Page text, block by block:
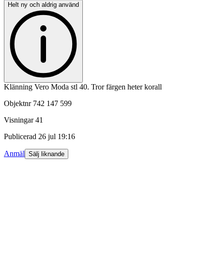
Helt ny och aldrig använd
Klänning Vero Moda stl 40. Tror färgen heter korall
Objektnr 742 147 599
Visningar 41
Publicerad 26 jul 19:16
Anmäl Sälj liknande